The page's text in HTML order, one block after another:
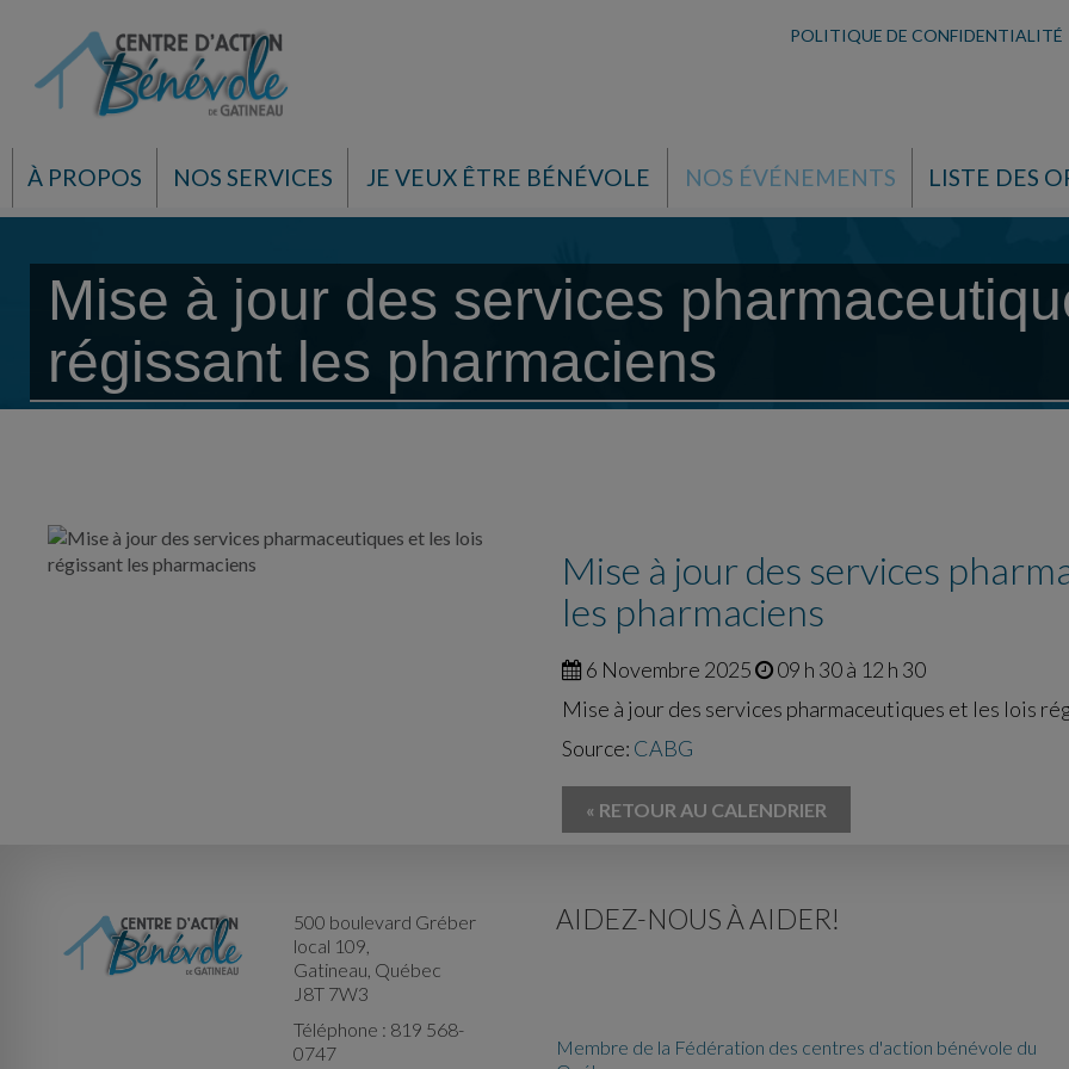
POLITIQUE DE CONFIDENTIALITÉ
À PROPOS NOS SERVICES JE VEUX ÊTRE BÉNÉVOLE NOS ÉVÉNEMENTS LISTE DES
Mise à jour des services
régissant les pharmaciens
Mise à jour des services
les pharmaciens
6 Novembre 2025
09 h 30 à 12 h 30
Mise à jour des services pharmaceutiques et les lois
Source: CABG
« RETOUR AU CALENDRIER
500 boulevard Gréber
local 109,
Gatineau, Québec
J8T 7W3
Téléphone : 819 568-
0747
AIDEZ-NOUS À AIDER!
Membre de la Fédération des centres d'action bénévole du